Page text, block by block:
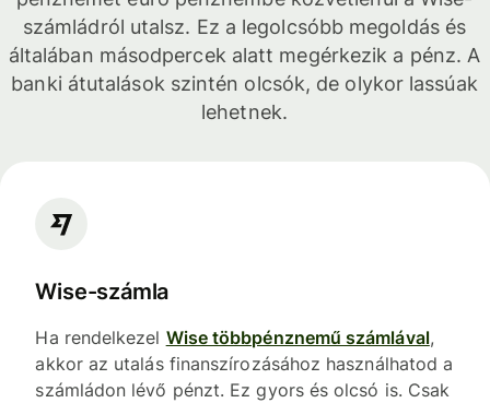
számládról utalsz. Ez a legolcsóbb megoldás és
általában másodpercek alatt megérkezik a pénz. A
banki átutalások szintén olcsók, de olykor lassúak
lehetnek.
Wise-számla
Ha rendelkezel Wise többpénznemű számlával,
akkor az utalás finanszírozásához használhatod a
számládon lévő pénzt. Ez gyors és olcsó is. Csak